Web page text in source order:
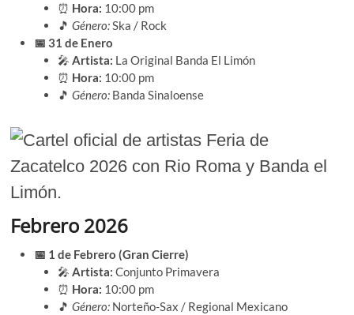
⏰ Hora: 10:00 pm
🎵Género:Ska / Rock
📅 31 de Enero
🎤Artista: La Original Banda El Limón
⏰ Hora: 10:00 pm
🎵Género: Banda Sinaloense
Febrero 2026
📅 1 de Febrero (Gran Cierre)
🎤Artista: Conjunto Primavera
⏰ Hora: 10:00 pm
🎵Género: Norteño-Sax / Regional Mexicano